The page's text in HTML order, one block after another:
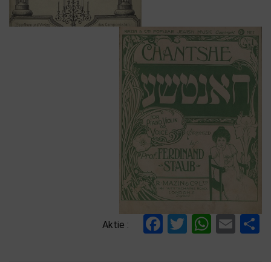
Aktie : Facebook
Twitter